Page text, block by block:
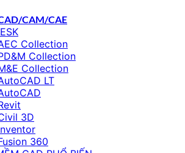
CAM/CAE
Collection
Collection
Collection
LT
3D
360